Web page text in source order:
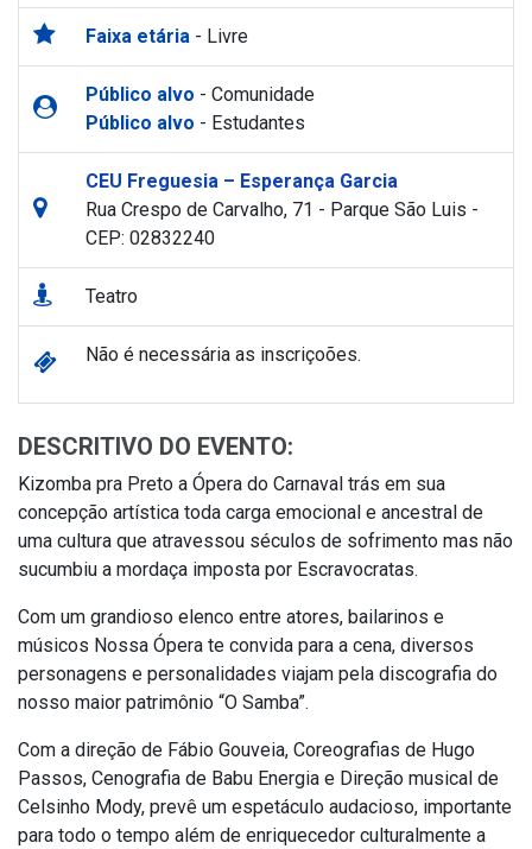
Faixa etária - Livre
Público alvo - Comunidade
Público alvo - Estudantes
CEU Freguesia – Esperança Garcia
Rua Crespo de Carvalho, 71 - Parque São Luis -
CEP: 02832240
Teatro
Não é necessária as inscriçoões.
DESCRITIVO DO EVENTO:
Kizomba pra Preto a Ópera do Carnaval trás em sua
concepção artística toda carga emocional e ancestral de
uma cultura que atravessou séculos de sofrimento mas não
sucumbiu a mordaça imposta por Escravocratas.
Com um grandioso elenco entre atores, bailarinos e
músicos Nossa Ópera te convida para a cena, diversos
personagens e personalidades viajam pela discografia do
nosso maior patrimônio “O Samba”.
Com a direção de Fábio Gouveia, Coreografias de Hugo
Passos, Cenografia de Babu Energia e Direção musical de
Celsinho Mody, prevê um espetáculo audacioso, importante
para todo o tempo além de enriquecedor culturalmente a